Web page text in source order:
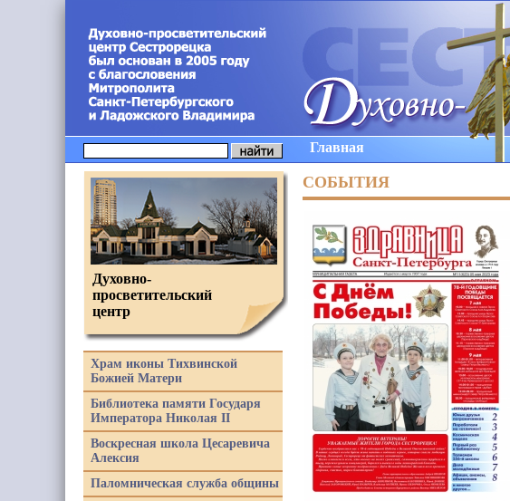
Главная
СОБЫТИЯ
Духовно-
просветительский
центр
Храм иконы Тихвинской
Божией Матери
Библиотека памяти Государя
Императора Николая II
Воскресная школа Цесаревича
Алексия
Паломническая служба общины